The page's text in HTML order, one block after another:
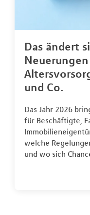
Das ändert
und Co.
Das Jahr 2026
für Beschäftigte,
welche
und wo sich